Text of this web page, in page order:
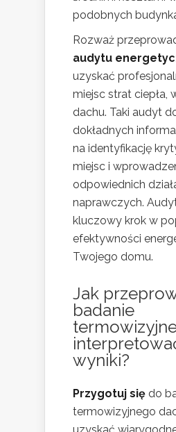
podobnych
Rozważ
audytu
uzyskać
miejsc strat ciepła,
dachu. Taki audyt
dokładnych
na identyfikację
miejsc i
odpowiednich
naprawczych.
kluczowy krok w
efektywności
Twojego domu.
Jak
badanie
wyniki?
Przygotuj się do
termowizyjnego